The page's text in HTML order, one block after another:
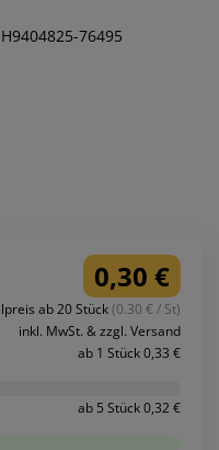
76495
0,30 €
ab 20 Stück(0.30 € / St)
inkl. MwSt. & zzgl. Versand
ab 1 Stück 0,33 €
ab 5 Stück 0,32 €